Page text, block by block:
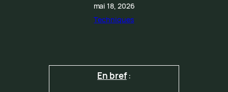
mai 18, 2026
Techniques
En bref: